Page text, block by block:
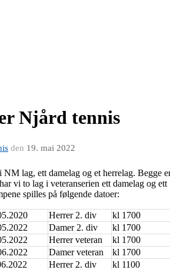
Njård tennis
den 19. mai 2022
lag, ett damelag og et herrelag. Begge
vi to lag i veteranserien ett damelag og ett
spilles på følgende datoer:
Herrer 2. div
kl 1700
Damer 2. div
kl 1700
Herrer veteran
kl 1700
Damer veteran
kl 1700
Herrer 2. div
kl 1100